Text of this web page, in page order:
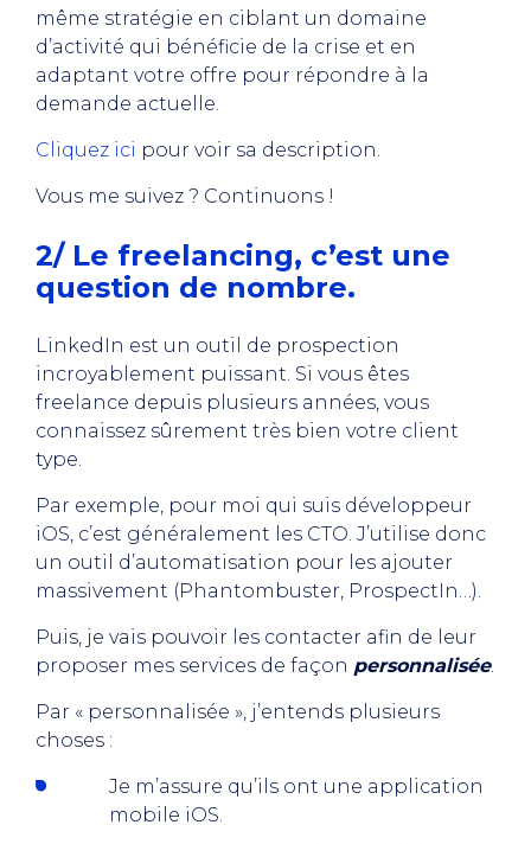
même stratégie en ciblant un domaine
d’activité qui bénéficie de la crise et en
adaptant votre offre pour répondre à la
demande actuelle.
Cliquez ici pour voir sa description.
Vous me suivez ? Continuons !
2/ Le freelancing, c’est une
question de nombre.
LinkedIn est un outil de prospection
incroyablement puissant. Si vous êtes
freelance depuis plusieurs années, vous
connaissez sûrement très bien votre client
type.
Par exemple, pour moi qui suis développeur
iOS, c’est généralement les CTO. J’utilise donc
un outil d’automatisation pour les ajouter
massivement (Phantombuster, ProspectIn…).
Puis, je vais pouvoir les contacter afin de leur
proposer mes services de façon personnalisée.
Par « personnalisée », j’entends plusieurs
choses :
Je m’assure qu’ils ont une application
mobile iOS.